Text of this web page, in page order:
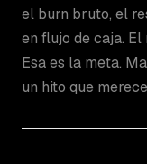
el burn bruto, el
en flujo de caja.
Esa es la meta.
un hito que